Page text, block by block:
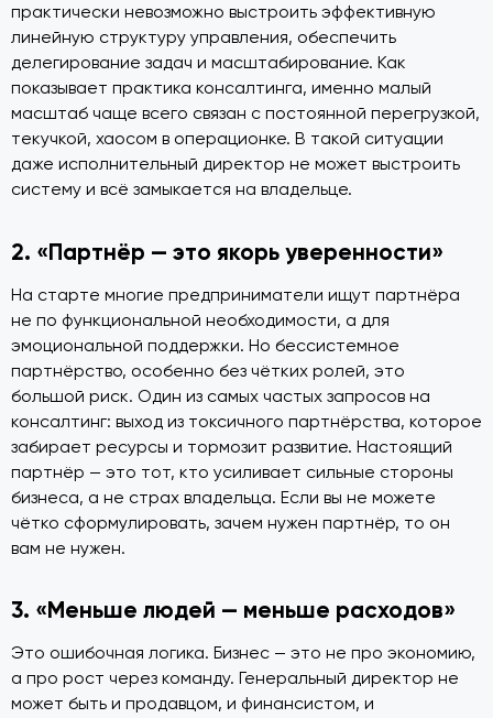
практически невозможно выстроить эффективную
линейную структуру управления, обеспечить
делегирование задач и масштабирование. Как
показывает практика консалтинга, именно малый
масштаб чаще всего связан с постоянной перегрузкой,
текучкой, хаосом в операционке. В такой ситуации
даже исполнительный директор не может выстроить
систему и всё замыкается на владельце.
2. «Партнёр — это якорь уверенности»
На старте многие предприниматели ищут партнёра
не по функциональной необходимости, а для
эмоциональной поддержки. Но бессистемное
партнёрство, особенно без чётких ролей, это
большой риск. Один из самых частых запросов на
консалтинг: выход из токсичного партнёрства, которое
забирает ресурсы и тормозит развитие. Настоящий
партнёр — это тот, кто усиливает сильные стороны
бизнеса, а не страх владельца. Если вы не можете
чётко сформулировать, зачем нужен партнёр, то он
вам не нужен.
3. «Меньше людей — меньше расходов»
Это ошибочная логика. Бизнес — это не про экономию,
а про рост через команду. Генеральный директор не
может быть и продавцом, и финансистом, и